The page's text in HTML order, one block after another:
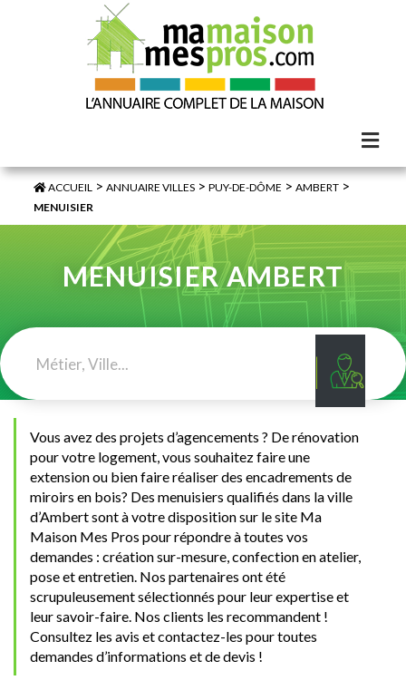
ACCUEIL >ANNUAIRE VILLES >PUY-DE-DÔME >AMBERT >
MENUISIER
MENUISIER AMBERT
Vous avez des projets d’agencements ? De rénovation
pour votre logement, vous souhaitez faire une
extension ou bien faire réaliser des encadrements de
miroirs en bois? Des menuisiers qualifiés dans la ville
d’Ambert sont à votre disposition sur le site Ma
Maison Mes Pros pour répondre à toutes vos
demandes : création sur-mesure, confection en atelier,
pose et entretien. Nos partenaires ont été
scrupuleusement sélectionnés pour leur expertise et
leur savoir-faire. Nos clients les recommandent !
Consultez les avis et contactez-les pour toutes
demandes d’informations et de devis !